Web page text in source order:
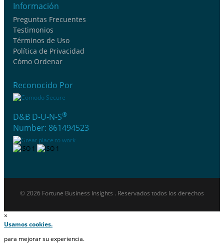
Información
Preguntas Frecuentes
Testimonios
Términos de Uso
Política de Privacidad
Cómo Ordenar
Reconocido Por
D&B D-U-N-S®
Number: 861494523
© 2026 Fortune Business Insights . Reservados todos los derechos
×
Usamos cookies.
para mejorar su experiencia.